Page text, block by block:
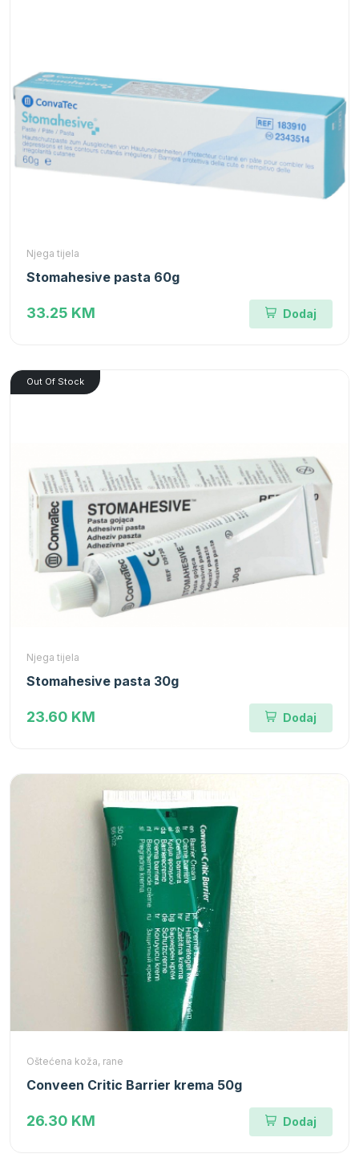
Njega tijela
Stomahesive pasta 60g
33.25 KM Dodaj
Out Of Stock
Njega tijela
Stomahesive pasta 30g
23.60 KM Dodaj
Oštećena koža, rane
Conveen Critic Barrier krema 50g
26.30 KM Dodaj